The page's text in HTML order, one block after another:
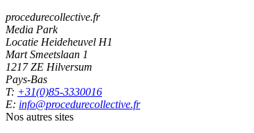
procedurecollective.fr
Media Park
Locatie Heideheuvel H1
Mart Smeetslaan 1
1217 ZE Hilversum
Pays-Bas
T: +31(0)85-3330016
E: info@procedurecollective.fr
Nos autres sites